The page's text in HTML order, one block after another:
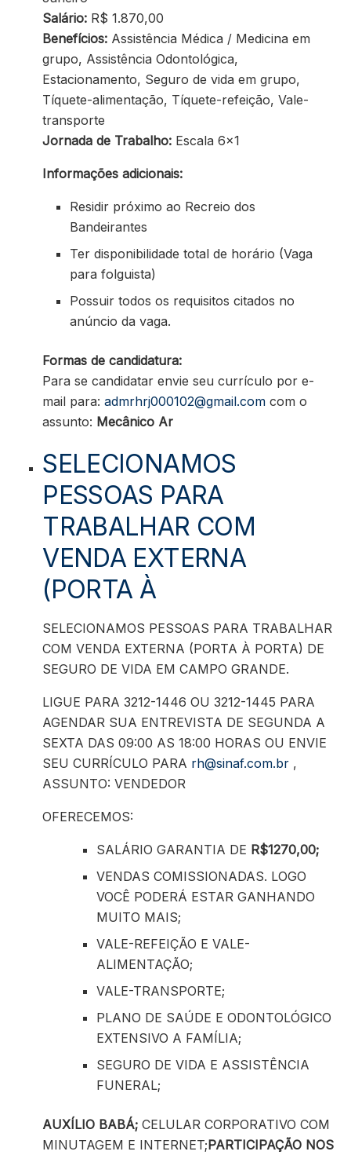
Salário: R$ 1.870,00
Benefícios: Assistência Médica / Medicina em
grupo, Assistência Odontológica,
Estacionamento, Seguro de vida em grupo,
Tíquete-alimentação, Tíquete-refeição, Vale-
transporte
Jornada de Trabalho: Escala 6×1
Informações adicionais:
Residir próximo ao Recreio dos
Bandeirantes
Ter disponibilidade total de horário (Vaga
para folguista)
Possuir todos os requisitos citados no
anúncio da vaga.
Formas de candidatura:
Para se candidatar envie seu currículo por e-
mail para:admrhrj000102@gmail.com com o
assunto: Mecânico Ar
SELECIONAMOS
PESSOAS PARA
TRABALHAR COM
VENDA EXTERNA
(PORTA À
SELECIONAMOS PESSOAS PARA TRABALHAR
COM VENDA EXTERNA (PORTA À PORTA) DE
SEGURO DE VIDA EM CAMPO GRANDE.
LIGUE PARA 3212-1446 OU 3212-1445 PARA
AGENDAR SUA ENTREVISTA DE SEGUNDA A
SEXTA DAS 09:00 AS 18:00 HORAS OU ENVIE
SEU CURRÍCULO PARA rh@sinaf.com.br ,
ASSUNTO: VENDEDOR
OFERECEMOS:
SALÁRIO GARANTIA DE R$1270,00;
VENDAS COMISSIONADAS. LOGO
VOCÊ PODERÁ ESTAR GANHANDO
MUITO MAIS;
VALE-REFEIÇÃO E VALE-
ALIMENTAÇÃO;
VALE-TRANSPORTE;
PLANO DE SAÚDE E ODONTOLÓGICO
EXTENSIVO A FAMÍLIA;
SEGURO DE VIDA E ASSISTÊNCIA
FUNERAL;
AUXÍLIO BABÁ; CELULAR CORPORATIVO COM
MINUTAGEM E INTERNET;PARTICIPAÇÃO NOS